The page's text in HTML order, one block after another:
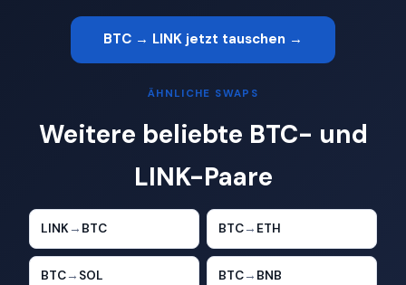
BTC → LINK jetzt tauschen →
ÄHNLICHE SWAPS
Weitere beliebte BTC- und
LINK-Paare
LINK→ BTC BTC→ ETH
BTC→ SOL BTC→ BNB